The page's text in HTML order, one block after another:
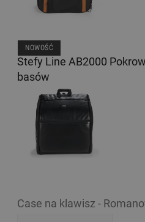
Stefy Line AB2000
basów
NOWOŚĆ
Case na klawisz -